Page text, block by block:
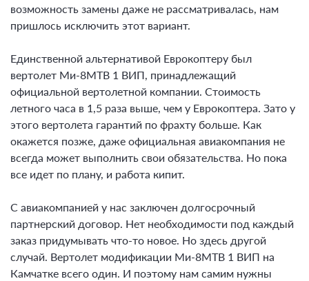
возможность замены даже не рассматривалась, нам
пришлось исключить этот вариант.
Единственной альтернативой Еврокоптеру был
вертолет Ми-8МТВ 1 ВИП, принадлежащий
официальной вертолетной компании. Стоимость
летного часа в 1,5 раза выше, чем у Еврокоптера. Зато у
этого вертолета гарантий по фрахту больше. Как
окажется позже, даже официальная авиакомпания не
всегда может выполнить свои обязательства. Но пока
все идет по плану, и работа кипит.
С авиакомпанией у нас заключен долгосрочный
партнерский договор. Нет необходимости под каждый
заказ придумывать что-то новое. Но здесь другой
случай. Вертолет модификации Ми-8МТВ 1 ВИП на
Камчатке всего один. И поэтому нам самим нужны